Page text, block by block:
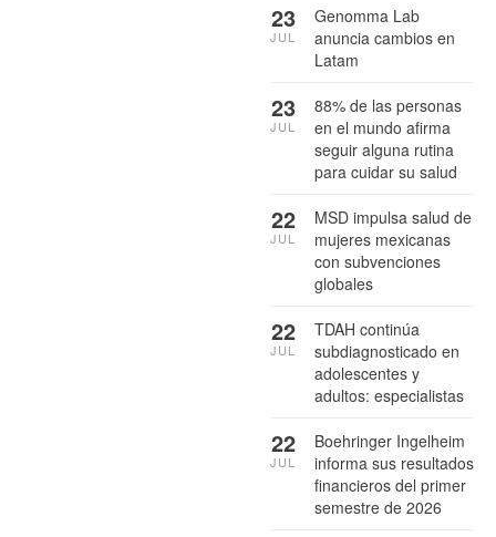
Genomma Lab
anuncia cambios en
Latam
23
JUL
88% de las personas
en el mundo afirma
seguir alguna rutina
para cuidar su salud
23
JUL
MSD impulsa salud de
mujeres mexicanas
con subvenciones
globales
22
JUL
TDAH continúa
subdiagnosticado en
adolescentes y
adultos: especialistas
22
JUL
Boehringer Ingelheim
informa sus resultados
financieros del primer
semestre de 2026
22
JUL